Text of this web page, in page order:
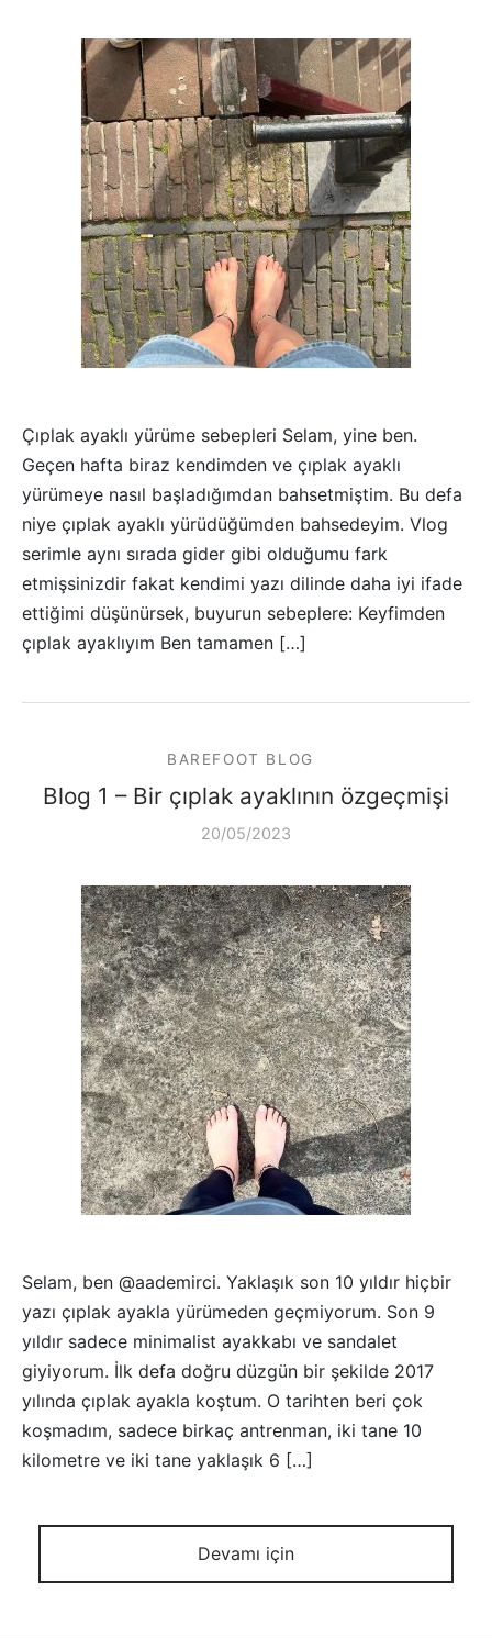
Çıplak ayaklı yürüme sebepleri Selam, yine ben.
Geçen hafta biraz kendimden ve çıplak ayaklı
yürümeye nasıl başladığımdan bahsetmiştim. Bu defa
niye çıplak ayaklı yürüdüğümden bahsedeyim. Vlog
serimle aynı sırada gider gibi olduğumu fark
etmişsinizdir fakat kendimi yazı dilinde daha iyi ifade
ettiğimi düşünürsek, buyurun sebeplere: Keyfimden
çıplak ayaklıyım Ben tamamen […]
BAREFOOT BLOG
Blog 1 – Bir çıplak ayaklının özgeçmişi
20/05/2023
Selam, ben @aademirci. Yaklaşık son 10 yıldır hiçbir
yazı çıplak ayakla yürümeden geçmiyorum. Son 9
yıldır sadece minimalist ayakkabı ve sandalet
giyiyorum. İlk defa doğru düzgün bir şekilde 2017
yılında çıplak ayakla koştum. O tarihten beri çok
koşmadım, sadece birkaç antrenman, iki tane 10
kilometre ve iki tane yaklaşık 6 […]
Devamı için
Ölçü Rehberi
Bakım Rehberi
yapmak ister misiniz ?
yapmak ister misiniz ?